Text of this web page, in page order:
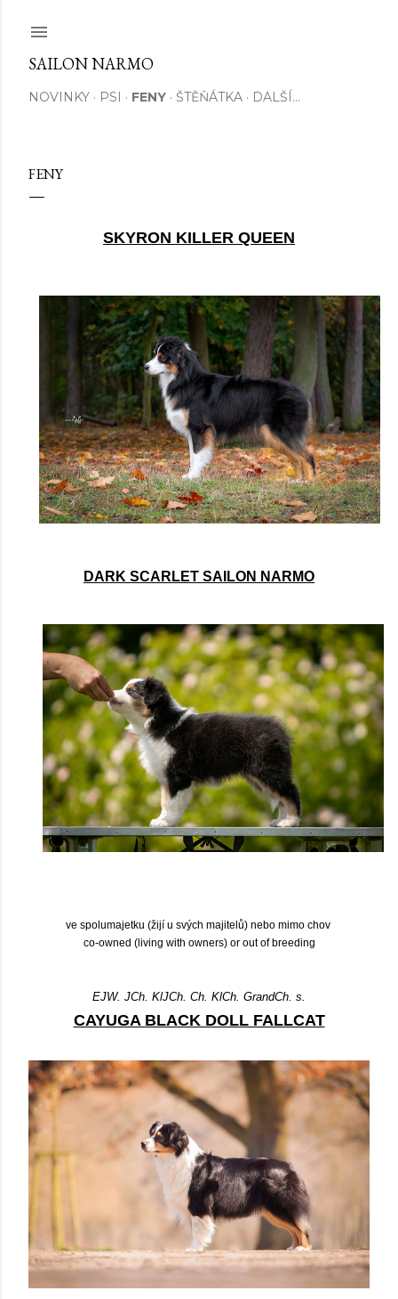
SAILON NARMO
NOVINKY PSI FENY ŠTĚŇÁTKA DALŠÍ…
FENY
SKYRON KILLER QUEEN
DARK SCARLET SAILON NARMO
ve spolumajetku (žijí u svých majitelů) nebo mimo chov
co-owned (living with owners) or out of breeding
EJW. JCh. KlJCh. Ch. KlCh. GrandCh. s.
CAYUGA BLACK DOLL FALLCAT